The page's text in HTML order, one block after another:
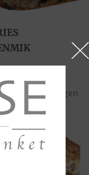
aan winkelwagen